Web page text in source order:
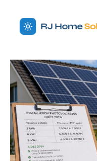
contenu